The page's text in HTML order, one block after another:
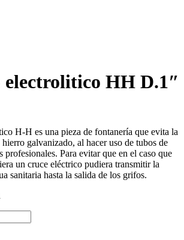
HH D.1″
H-H es una pieza de fontanería que evita la
galvanizado, al hacer uso de tubos de
profesionales. Para evitar que en el caso que
un cruce eléctrico pudiera transmitir la
sanitaria hasta la salida de los grifos.